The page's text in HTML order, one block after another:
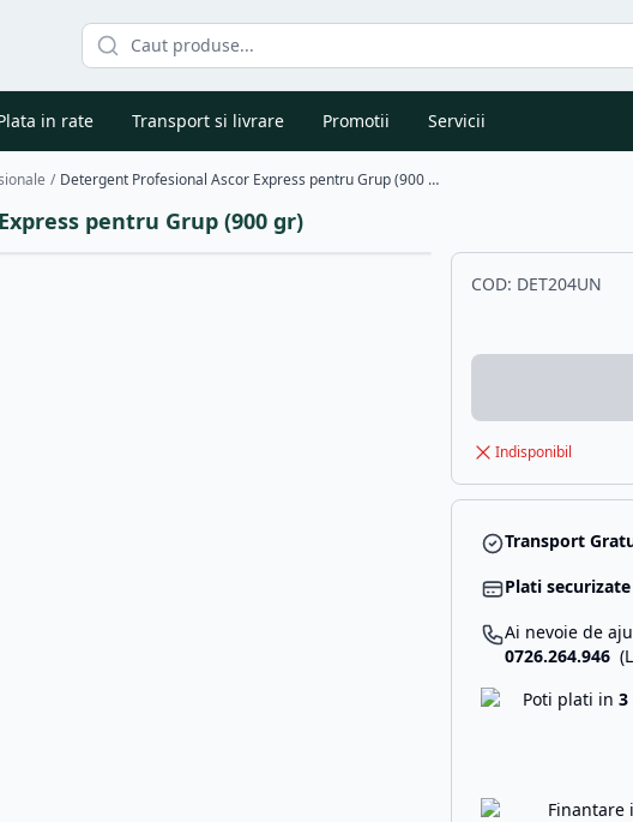
in rate Transport si livrare Promotii Servicii
/ Detergent Profesional Ascor Express pentru Grup (900 gr)
pentru Grup (900 gr)
COD: DET204UN
Indisponibil
Transport
Plati securizate
Ai nevoie de
0726.264.946
Poti plati in 3